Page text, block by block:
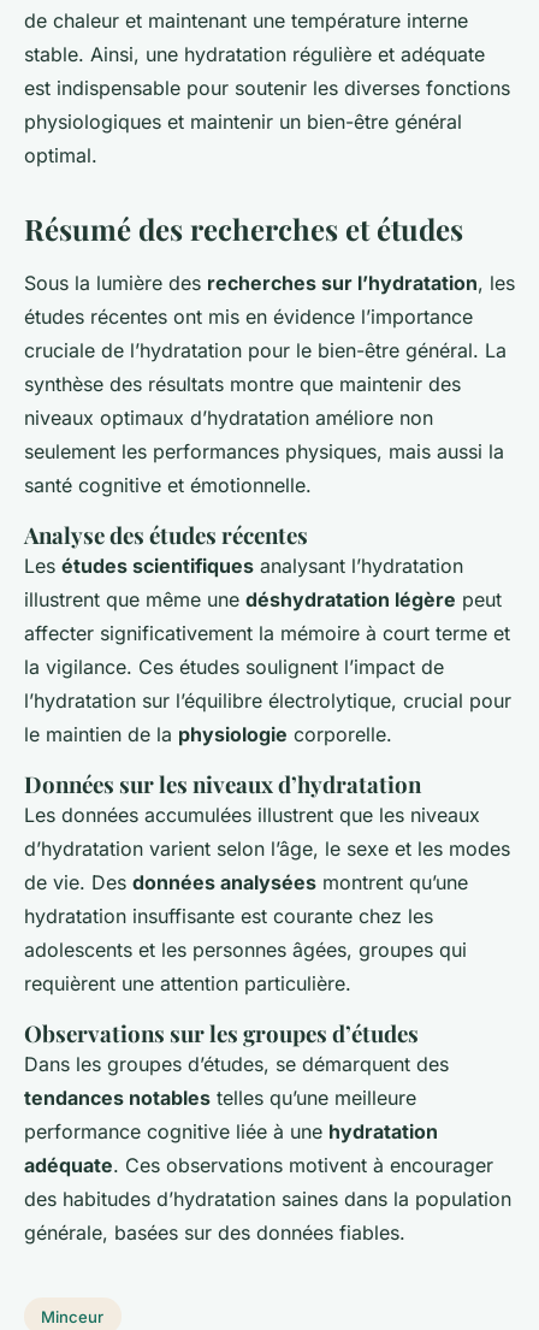
de chaleur et maintenant une température interne
stable. Ainsi, une hydratation régulière et adéquate
est indispensable pour soutenir les diverses fonctions
physiologiques et maintenir un bien-être général
optimal.
Résumé des recherches et études
Sous la lumière des recherches sur l’hydratation, les
études récentes ont mis en évidence l’importance
cruciale de l’hydratation pour le bien-être général. La
synthèse des résultats montre que maintenir des
niveaux optimaux d’hydratation améliore non
seulement les performances physiques, mais aussi la
santé cognitive et émotionnelle.
Analyse des études récentes
Les études scientifiques analysant l’hydratation
illustrent que même une déshydratation légère peut
affecter significativement la mémoire à court terme et
la vigilance. Ces études soulignent l’impact de
l’hydratation sur l’équilibre électrolytique, crucial pour
le maintien de la physiologie corporelle.
Données sur les niveaux d’hydratation
Les données accumulées illustrent que les niveaux
d’hydratation varient selon l’âge, le sexe et les modes
de vie. Des données analysées montrent qu’une
hydratation insuffisante est courante chez les
adolescents et les personnes âgées, groupes qui
requièrent une attention particulière.
Observations sur les groupes d’études
Dans les groupes d’études, se démarquent des
tendances notables telles qu’une meilleure
performance cognitive liée à une hydratation
adéquate. Ces observations motivent à encourager
des habitudes d’hydratation saines dans la population
générale, basées sur des données fiables.
Minceur